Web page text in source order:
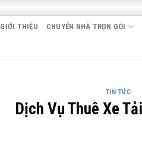
GIỚI THIỆU CHUYỂN NHÀ TRỌN GÓI
TIN TỨC
Dịch Vụ Thuê Xe